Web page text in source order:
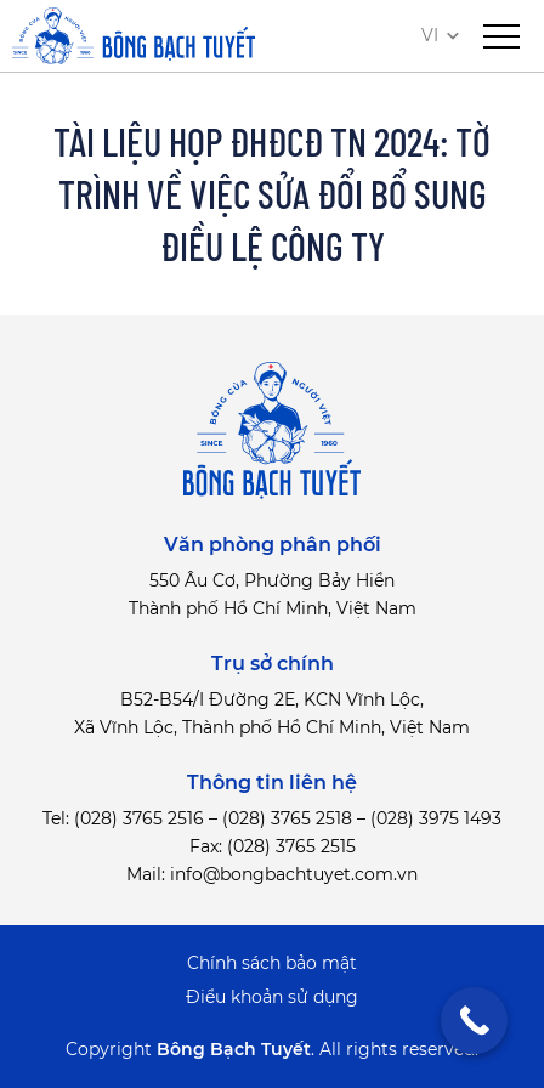
VI
TÀI LIỆU HỌP ĐHĐCĐ TN 2024: TỜ
TRÌNH VỀ VIỆC SỬA ĐỔI BỔ SUNG
ĐIỀU LỆ CÔNG TY
Văn phòng phân phối
550 Âu Cơ, Phường Bảy Hiền
Thành phố Hồ Chí Minh, Việt Nam
Trụ sở chính
B52-B54/I Đường 2E, KCN Vĩnh Lộc,
Xã Vĩnh Lộc, Thành phố Hồ Chí Minh, Việt Nam
Thông tin liên hệ
Tel: (028) 3765 2516 – (028) 3765 2518 – (028) 3975 1493
Fax: (028) 3765 2515
Mail: info@bongbachtuyet.com.vn
Copyright Bông Bạch Tuyết. All rights reserved.
Điểu khoản sử dụng
Chính sách bảo mật